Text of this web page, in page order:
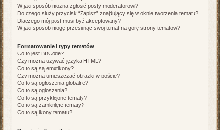
W jaki sposób można zgłosić posty moderatorowi?
Do czego służy przycisk “Zapisz” znajdujący się w oknie tworzenia tematu?
Dlaczego mój post musi być akceptowany?
W jaki sposób mogę przesunąć swój temat na górę strony tematów?
Formatowanie i typy tematów
Co to jest BBCode?
Czy można używać języka HTML?
Co to są są emotikony?
Czy można umieszczać obrazki w poście?
Co to są ogłoszenia globalne?
Co to są ogłoszenia?
Co to są przyklejone tematy?
Co to są zamknięte tematy?
Co to są ikony tematu?